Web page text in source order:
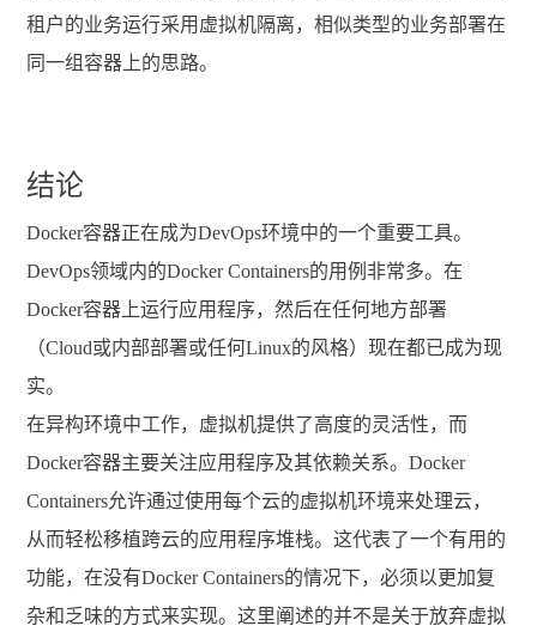
租户的业务运行采用虚拟机隔离，相似类型的业务部署在
同一组容器上的思路。
结论
Docker容器正在成为DevOps环境中的一个重要工具。
DevOps领域内的Docker Containers的用例非常多。在
Docker容器上运行应用程序，然后在任何地方部署
（Cloud或内部部署或任何Linux的风格）现在都已成为现
实。
在异构环境中工作，虚拟机提供了高度的灵活性，而
Docker容器主要关注应用程序及其依赖关系。Docker
Containers允许通过使用每个云的虚拟机环境来处理云，
从而轻松移植跨云的应用程序堆栈。这代表了一个有用的
功能，在没有Docker Containers的情况下，必须以更加复
杂和乏味的方式来实现。这里阐述的并不是关于放弃虚拟